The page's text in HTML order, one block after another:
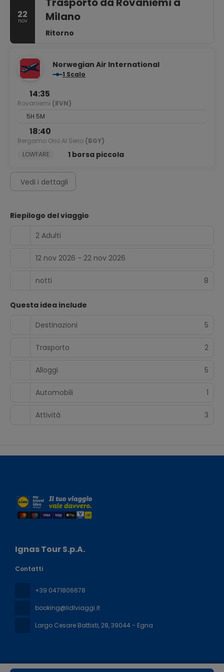
22
nov
Milano
Ritorno
Norwegian Air International
1 Scalo
14:35
Rovaniemi (RVN)
5H 5M
18:40
Bergamo Orio Al Serio (BGY)
LOWFARE
1 borsa piccola
Vedi i dettagli
Riepilogo del viaggio
2 Adulti
12 nov 2026 - 22 nov 2026
notti 8
Questa idea include
Destinazioni
5
Trasporto 2
Alloggi 5
Automobili 1
Attività 3
Ignas Tour S.p.A.
Contatti
+39 0471806678
booking@lidlviaggi.it
Largo Cesare Battisti, 28, 39044 - Egna